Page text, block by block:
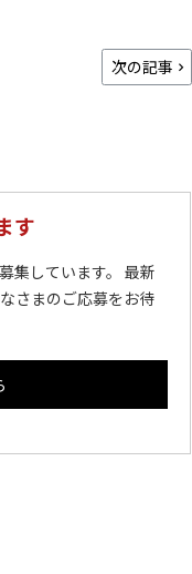
次の記事
す
集しています。 最新
さまのご応募をお待